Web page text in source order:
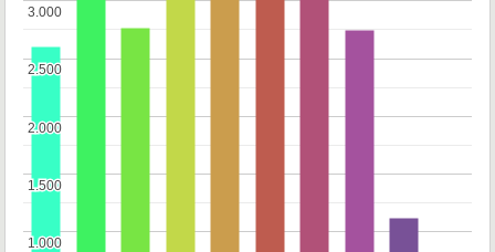
1.000
1.000
1.500
1.500
2.000
2.000
2.500
2.500
3.000
3.000